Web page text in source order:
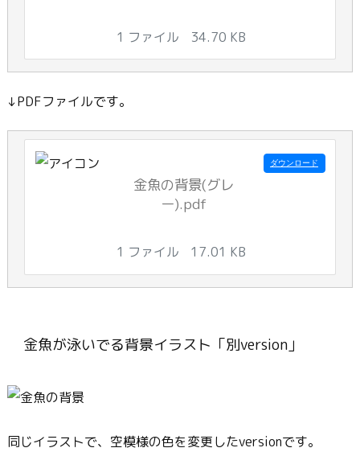
1 ファイル 34.70 KB
↓PDFファイルです。
金魚の背景(グレ
ー).pdf
1 ファイル 17.01 KB
ダウンロード
金魚が泳いでる背景イラスト「別version」
同じイラストで、空模様の色を変更したversionです。